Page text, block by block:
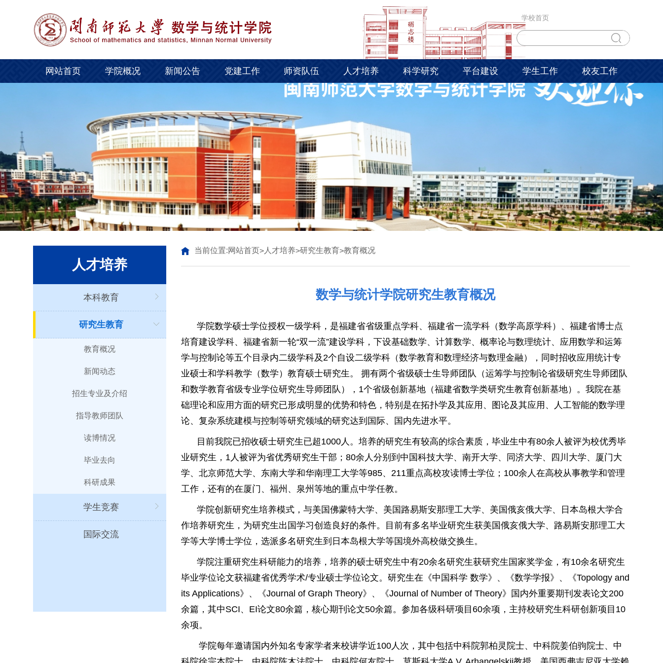
学校首页
网站首页 学院概况 新闻公告 党建工作 师资队伍 人才培养 科学研究 平台建设 学生工作 校友工作
人才培养
本科教育
研究生教育
教育概况
新闻动态
招生专业及介绍
指导教师团队
读博情况
毕业去向
科研成果
学生竞赛
国际交流
当前位置:网站首页> 人才培养>研究生教育>教育概况
数学与统计学院研究生教育概况
学院数学硕士学位授权一级学科，是福建省省级重点学科、福建省一流学科（数学高原学科）、福建省博士点
培育建设学科、福建省新一轮“双一流”建设学科，下设基础数学、计算数学、概率论与数理统计、应用数学和运筹
学与控制论等五个目录内二级学科及2个自设二级学科（数学教育和数理经济与数理金融），同时招收应用统计专
业硕士和学科教学（数学）教育硕士研究生。 拥有两个省级硕士生导师团队（运筹学与控制论省级研究生导师团队
和数学教育省级专业学位研究生导师团队），1个省级创新基地（福建省数学类研究生教育创新基地）。我院在基
础理论和应用方面的研究已形成明显的优势和特色，特别是在拓扑学及其应用、图论及其应用、人工智能的数学理
论、复杂系统建模与控制等研究领域的研究达到国际、国内先进水平。
目前我院已招收硕士研究生已超1000人。培养的研究生有较高的综合素质，毕业生中有80余人被评为校优秀毕
业研究生，1人被评为省优秀研究生干部；80余人分别到中国科技大学、南开大学、同济大学、四川大学、厦门大
学、北京师范大学、东南大学和华南理工大学等985、211重点高校攻读博士学位；100余人在高校从事教学和管理
工作，还有的在厦门、福州、泉州等地的重点中学任教。
学院创新研究生培养模式，与美国佛蒙特大学、美国路易斯安那理工大学、美国俄亥俄大学、日本岛根大学合
作培养研究生，为研究生出国学习创造良好的条件。目前有多名毕业研究生获美国俄亥俄大学、路易斯安那理工大
学等大学博士学位，选派多名研究生到日本岛根大学等国境外高校做交换生。
学院注重研究生科研能力的培养，培养的硕士研究生中有20余名研究生获研究生国家奖学金，有10余名研究生
毕业学位论文获福建省优秀学术/专业硕士学位论文。研究生在《中国科学 数学》、《数学学报》、《Topology and
its Applications》、《Journal of Graph Theory》、《Journal of Number of Theory》国内外重要期刊发表论文200
余篇，其中SCI、EI论文80余篇，核心期刊论文50余篇。参加各级科研项目60余项，主持校研究生科研创新项目10
余项。
学院每年邀请国内外知名专家学者来校讲学近100人次，其中包括中科院郭柏灵院士、中科院姜伯驹院士、中